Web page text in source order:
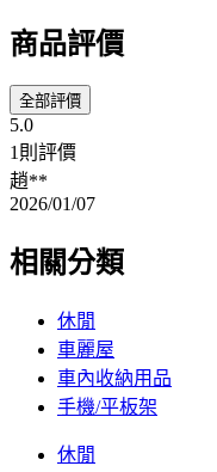
商品評價
全部評價
5.0
1則評價
趙**
2026/01/07
相關分類
休閒
車麗屋
車內收納用品
手機/平板架
休閒